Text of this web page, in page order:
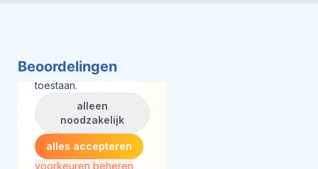
Beoordelingen